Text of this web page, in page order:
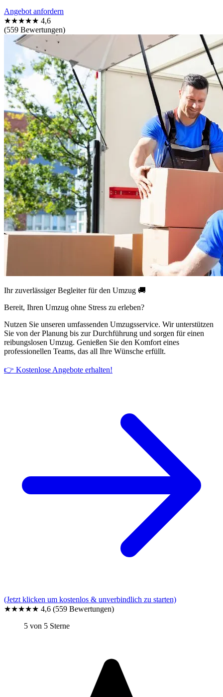
Angebot anfordern
★★★★★ 4,6
(559 Bewertungen)
Ihr zuverlässiger Begleiter für den Umzug 🚚
Bereit, Ihren Umzug ohne Stress zu erleben?
Nutzen Sie unseren umfassenden Umzugsservice. Wir unterstützen
Sie von der Planung bis zur Durchführung und sorgen für einen
reibungslosen Umzug. Genießen Sie den Komfort eines
professionellen Teams, das all Ihre Wünsche erfüllt.
👉 Kostenlose Angebote erhalten!
(Jetzt klicken um kostenlos & unverbindlich zu starten)
★★★★★ 4,6 (559 Bewertungen)
5 von 5 Sterne